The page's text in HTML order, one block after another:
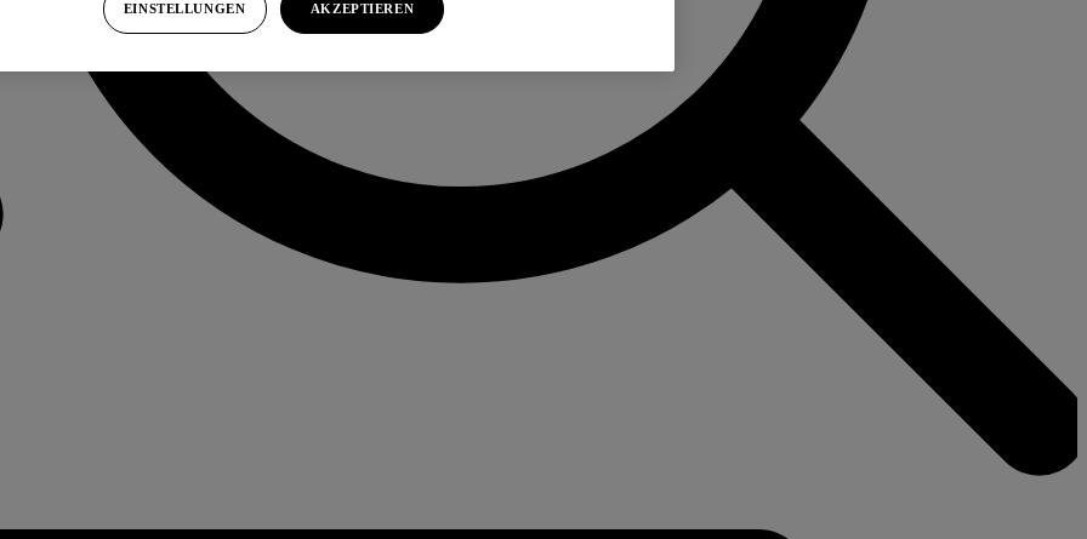
EINSTELLUNGEN AKZEPTIEREN